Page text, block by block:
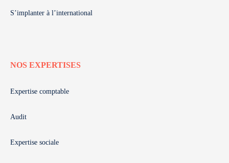
S’implanter à l’international
NOS EXPERTISES
Expertise comptable
Audit
Expertise sociale